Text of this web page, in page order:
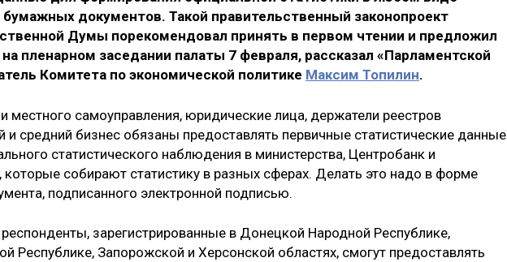
документов. Такой правительственный законопроект
Думы порекомендовал принять в первом чтении и предложил
пленарном заседании палаты 7 февраля, рассказал «Парламентской
Комитета по экономической политике Максим Топилин.
местного самоуправления, юридические лица, держатели реестров
и средний бизнес обязаны предоставлять первичные статистические данные
статистического наблюдения в министерства, Центробанк и
собирают статистику в разных сферах. Делать это надо в форме
подписанного электронной подписью.
зарегистрированные в Донецкой Народной Республике,
Республике, Запорожской и Херсонской областях, смогут предоставлять